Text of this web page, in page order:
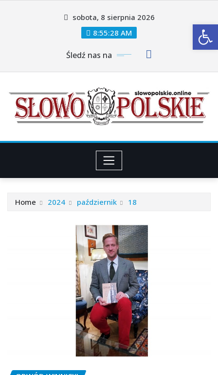
sobota, 8 sierpnia 2026
8:55:29 AM
Śledź nas na
Home 2024 październik 18